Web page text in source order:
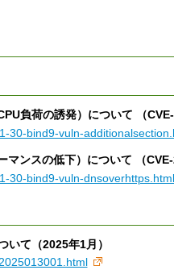
負荷の誘発）について （
30-bind9-vuln-
マンスの低下）について （
30-bind9-vuln-dnsoverhttps.html
いて（2025年1月）